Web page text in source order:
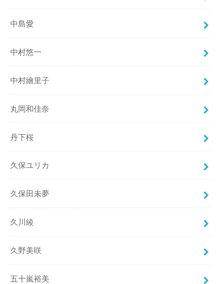
中島愛
中村悠一
中村繪里子
丸岡和佳奈
丹下桜
久保ユリカ
久保田未夢
久川綾
久野美咲
五十嵐裕美